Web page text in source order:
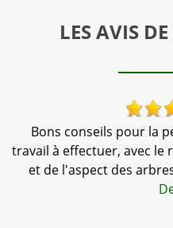
LES AVIS
Bons conseils pour la
travail à effectuer, avec le
et de l'aspect des